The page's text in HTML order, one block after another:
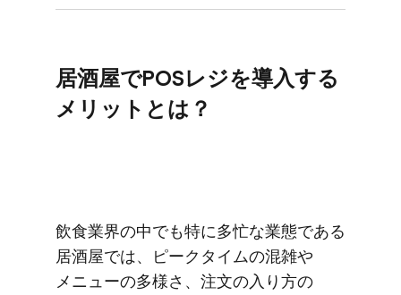
居酒屋で​POSレジを​導入する​
メリットとは？
飲食業界の​中でも​特に​多忙な​業態である​
居酒屋では、​ピークタイムの​混雑や​
メニューの​多様さ、​注文の​入り方の​